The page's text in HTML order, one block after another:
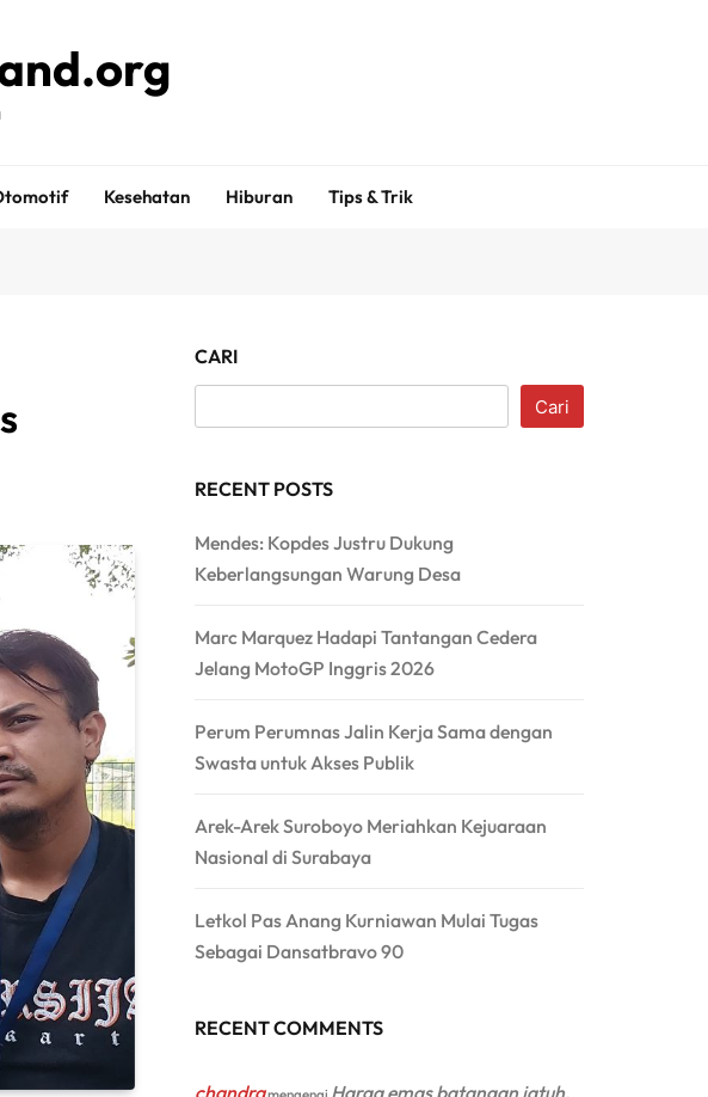
Kesehatan Hiburan Tips & Trik
CARI
Cari
RECENT POSTS
Mendes: Kopdes Justru Dukung
Keberlangsungan Warung Desa
Marc Marquez Hadapi Tantangan Cedera
Jelang MotoGP Inggris 2026
Perum Perumnas Jalin Kerja Sama dengan
Swasta untuk Akses Publik
Arek-Arek Suroboyo Meriahkan Kejuaraan
Nasional di Surabaya
Letkol Pas Anang Kurniawan Mulai Tugas
Sebagai Dansatbravo 90
RECENT COMMENTS
chandra
Harga emas batangan jatuh,